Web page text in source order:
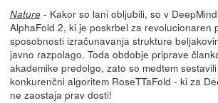
Nature- Kakor so lani obljubili, so v
AlphaFold 2, ki je poskrbel za revolucionaren
sposobnosti izračunavanja strukture
javno razpolago. Toda obdobje priprave
akademike predolgo, zato so medtem
konkurenčni algoritem RoseTTaFold - ki za
ne zaostaja prav dosti!